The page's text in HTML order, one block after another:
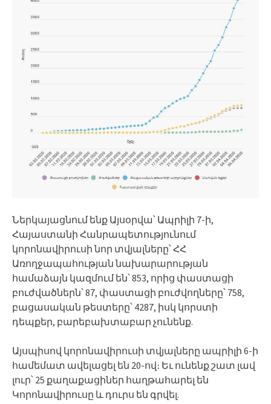
Ներկայացնում ենք Այսօրվա՝ Ապրիլի 7-ի,
Հայաստանի Հանրապետությունում
կորոնավիրուսի նոր տվյալները՝ ՀՀ
Առողջապահության նախարարության
համաձայն կազմում են՝ 853, որից փաստացի
բուժվածներն՝ 87, փաստացի բուժվողները՝ 758,
բացասական թեստերը՝ 4287, իսկ կորստի
դեպքեր, բարեբախտաբար չունենք.
Այսպիսով կորոնավիրուսի տվյալները ապրիլի 6-ի
համեմատ ավելացել են 20-ով։ Եւ ունենք շատ լավ
լուր՝ 25 քաղաքացիներ հաղթահարել են
Կորոնավիրուսը և դուրս են գրվել.